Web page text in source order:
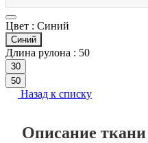
Цвет : Синий
Синий
Длина рулона : 50
30
50
Назад к списку
Описание